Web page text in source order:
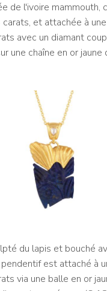
de l'ivoire mammouth,
et attachée à
avec un diamant
une chaîne en or
du lapis et bouché
est attaché à
via une balle en or